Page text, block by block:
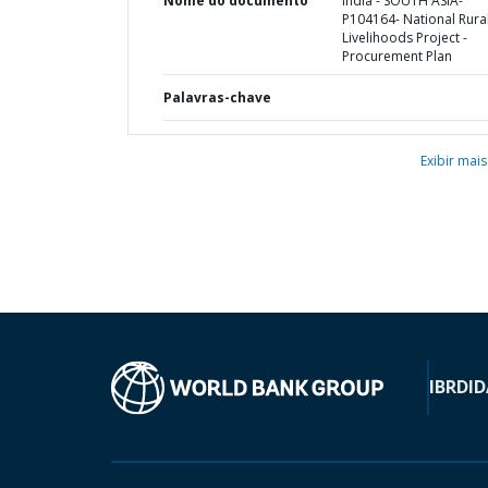
P104164- National Rural
Livelihoods Project -
Procurement Plan
Palavras-chave
Exibir mais
IBRD